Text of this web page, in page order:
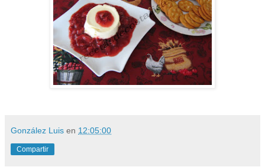
González Luis en 12:05:00
Compartir